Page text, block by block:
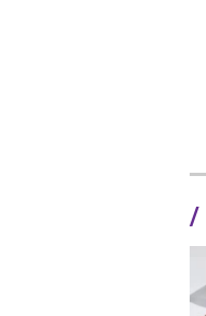
/